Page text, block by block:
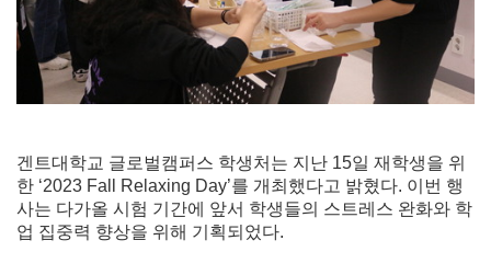
겐트대학교 글로벌캠퍼스 학생처는 지난 15일 재학생을 위
한 ‘2023 Fall Relaxing Day’를 개최했다고 밝혔다. 이번 행
사는 다가올 시험 기간에 앞서 학생들의 스트레스 완화와 학
업 집중력 향상을 위해 기획되었다.